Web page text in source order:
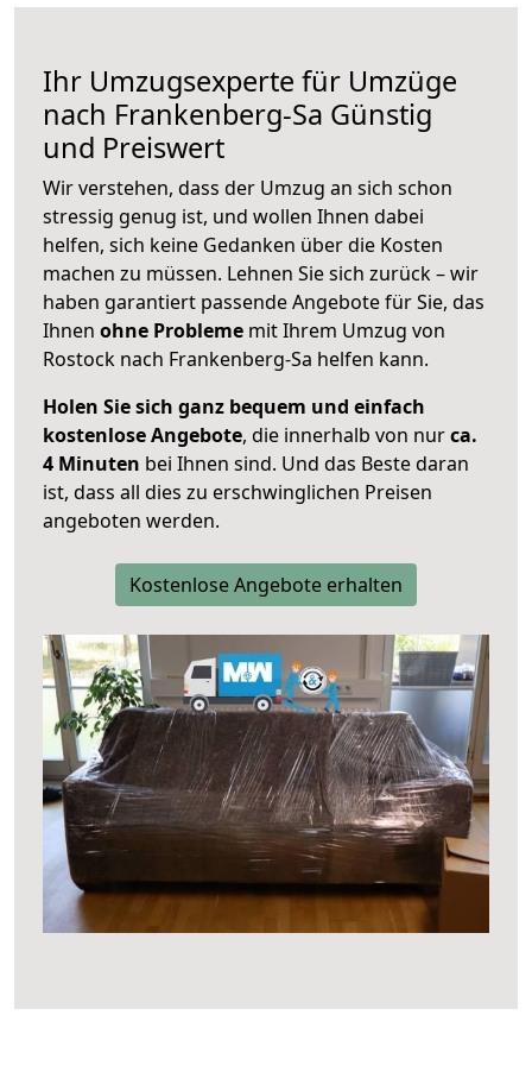
Ihr Umzugsexperte für Umzüge
nach Frankenberg-Sa Günstig
und Preiswert
Wir verstehen, dass der Umzug an sich schon
stressig genug ist, und wollen Ihnen dabei
helfen, sich keine Gedanken über die Kosten
machen zu müssen. Lehnen Sie sich zurück – wir
haben garantiert passende Angebote für Sie, das
Ihnen ohne Probleme mit Ihrem Umzug von
Rostock nach Frankenberg-Sa helfen kann.
Holen Sie sich ganz bequem und einfach
kostenlose Angebote, die innerhalb von nurca.
4 Minuten bei Ihnen sind. Und das Beste daran
ist, dass all dies zu erschwinglichen Preisen
angeboten werden.
Kostenlose Angebote erhalten